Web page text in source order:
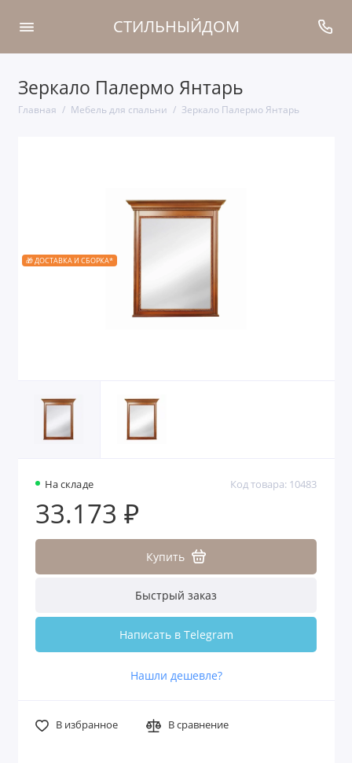
СТИЛЬНЫЙДОМ
Зеркало Палермо Янтарь
Главная Мебель для спальни Зеркало Палермо Янтарь
🎁 ДОСТАВКА И СБОРКА*
На складе Код товара: 10483
33.173 ₽
Купить
Быстрый заказ
Написать в Telegram
Нашли дешевле?
В избранное В сравнение